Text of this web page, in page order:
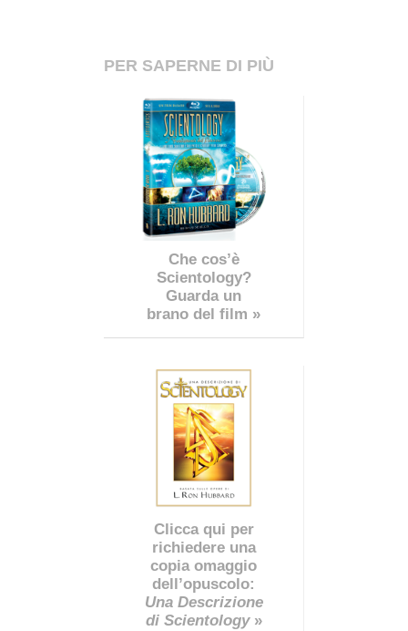
PER SAPERNE DI PIÙ
Che cos’è
Scientology?
Guarda un
brano del film »
Clicca qui per
richiedere una
copia omaggio
dell’opuscolo:
Una Descrizione
di Scientology»